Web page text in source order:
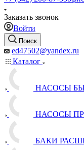
Заказать звонок
Войти
Поиск
ed47502@yandex.ru
Каталог
НАСОСЫ
НАСОСЫ
БАКИ